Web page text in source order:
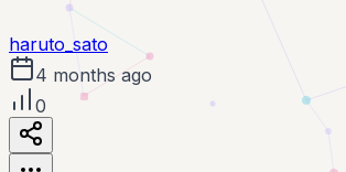
haruto_sato
4 months ago
0